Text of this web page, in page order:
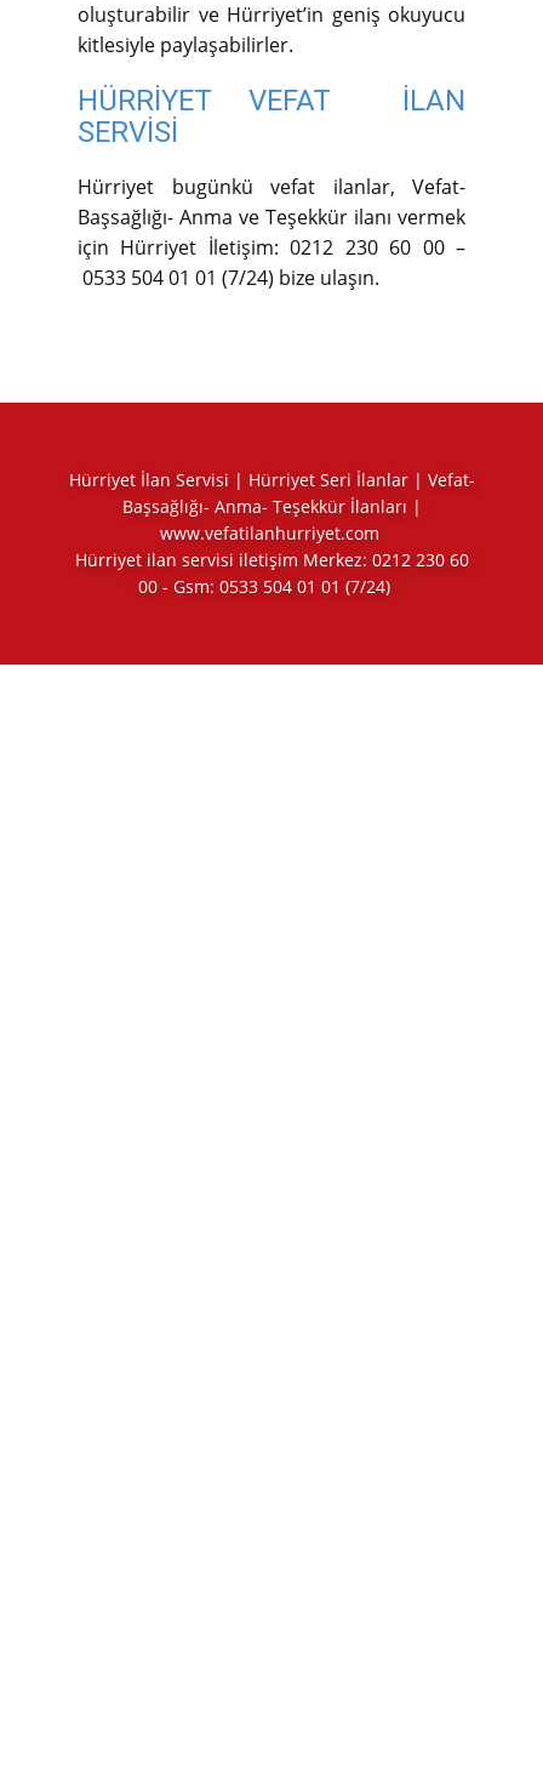
oluşturabilir ve Hürriyet’in geniş okuyucu
kitlesiyle paylaşabilirler.
HÜRRİYET VEFAT İLAN
SERVİSİ
Hürriyet bugünkü vefat ilanlar, Vefat-
Başsağlığı- Anma ve Teşekkür ilanı vermek
için Hürriyet İletişim: 0212 230 60 00 –
0533 504 01 01 (7/24) bize ulaşın.
Hürriyet İlan Servisi | Hürriyet Seri İlanlar | Vefat-
Başsağlığı- Anma- Teşekkür İlanları |
www.vefatilanhurriyet.com
Hürriyet ilan servisi iletişim Merkez: 0212 230 60
00 - Gsm: 0533 504 01 01 (7/24)